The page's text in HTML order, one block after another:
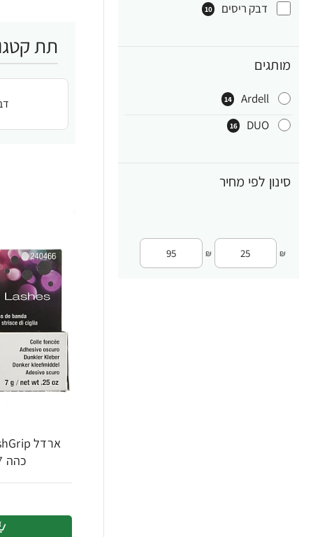
דבק ריסים 10
מותגים
Ardell
14
DUO
16
סינון לפי מחיר
₪
₪
תת
כהה 7 גרם - מבית Ardell